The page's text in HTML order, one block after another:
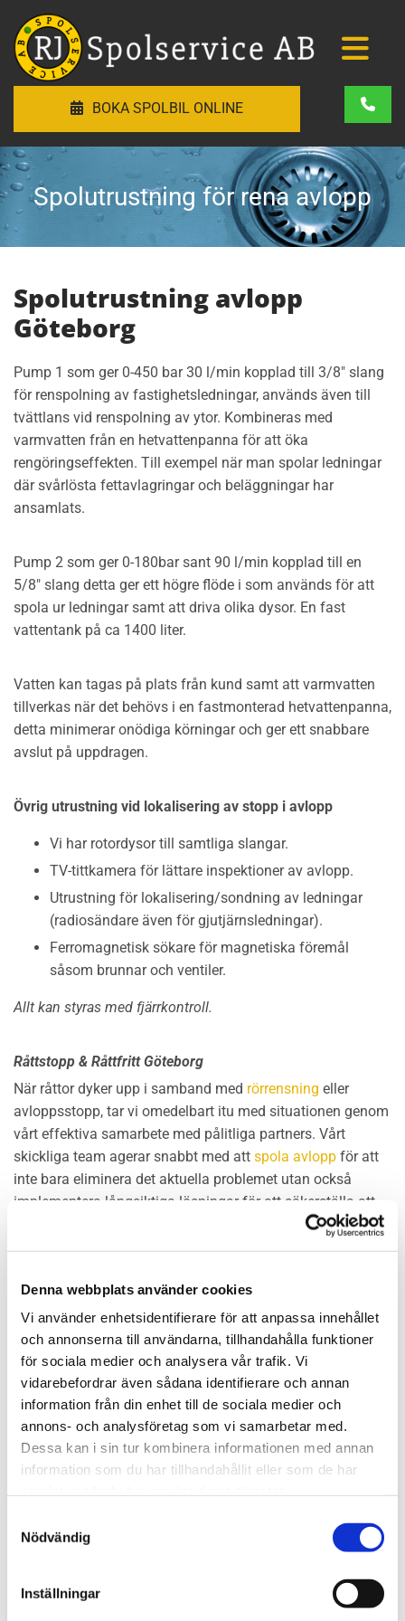
Denna webbplats använder cookies
Vi använder enhetsidentifierare för att anpassa innehållet
och annonserna till användarna, tillhandahålla funktioner
för sociala medier och analysera vår trafik. Vi
vidarebefordrar även sådana identifierare och annan
information från din enhet till de sociala medier och
annons- och analysföretag som vi samarbetar med.
Dessa kan i sin tur kombinera informationen med annan
information som du har tillhandahållit eller som de har
Nödvändig
Inställningar
BOKA SPOLBIL ONLINE
Spolutrustning för rena avlopp
Spolutrustning avlopp
Göteborg
Pump 1 som ger 0-450 bar 30 l/min kopplad till 3/8" slang
för renspolning av fastighetsledningar, används även till
tvättlans vid renspolning av ytor. Kombineras med
varmvatten från en hetvattenpanna för att öka
rengöringseffekten. Till exempel när man spolar ledningar
där svårlösta fettavlagringar och beläggningar har
ansamlats.
Pump 2 som ger 0-180bar sant 90 l/min kopplad till en
5/8" slang detta ger ett högre flöde i som används för att
spola ur ledningar samt att driva olika dysor. En fast
vattentank på ca 1400 liter.
Vatten kan tagas på plats från kund samt att varmvatten
tillverkas när det behövs i en fastmonterad hetvattenpanna,
detta minimerar onödiga körningar och ger ett snabbare
avslut på uppdragen.
Övrig utrustning vid lokalisering av stopp i avlopp
Vi har rotordysor till samtliga slangar.
TV-tittkamera för lättare inspektioner av avlopp.
Utrustning för lokalisering/sondning av ledningar
(radiosändare även för gjutjärnsledningar).
Ferromagnetisk sökare för magnetiska föremål
såsom brunnar och ventiler.
Allt kan styras med fjärrkontroll.
Råttstopp & Råttfritt Göteborg
När råttor dyker upp i samband med rörrensning eller
avloppsstopp, tar vi omedelbart itu med situationen genom
vårt effektiva samarbete med pålitliga partners. Vårt
skickliga team agerar snabbt med att spola avlopp för att
inte bara eliminera det aktuella problemet utan också
implementera långsiktiga lösningar för att säkerställa att
liknande problem inte uppstår igen. Vår dedikation till att
hantera och förhindra dessa utmaningar visar på vår
högsta nivå.
Läs mer om vårspolbilar
samt hur vi kan hjälpa dig
som behöverfilma avloppet